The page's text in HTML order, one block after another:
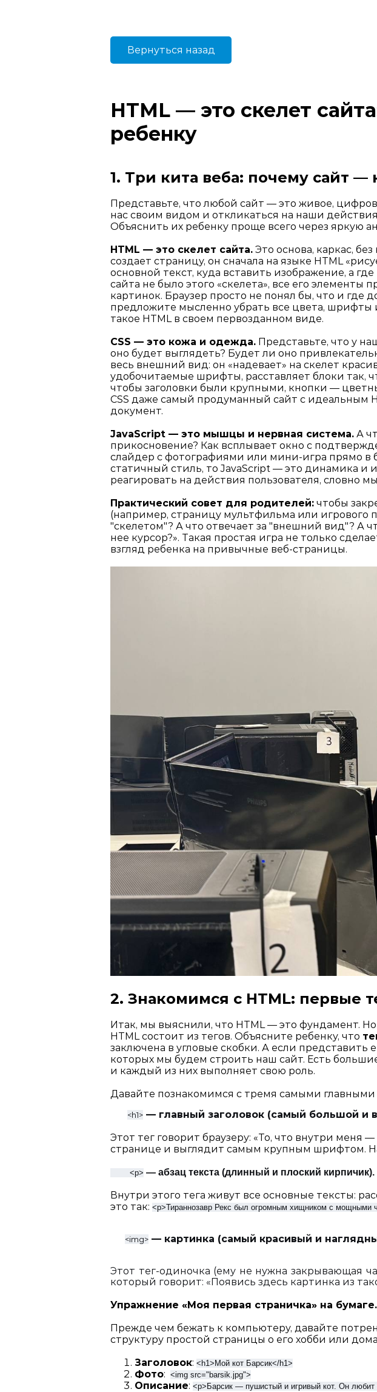
Вернуться назад
HTML — это скелет
ребенку
1. Три кита веба: почему сайт
Представьте, что любой сайт — это живое,
нас своим видом и откликаться на наши
Объяснить их ребенку проще всего через яркую
HTML — это скелет сайта. Это основа, каркас,
создает страницу, он сначала на языке HTML
основной текст, куда вставить изображение, а
сайта не было этого «скелета», все его
картинок. Браузер просто не понял бы, что и
предложите мысленно убрать все цвета, шрифты
такое HTML в своем первозданном виде.
CSS — это кожа и одежда. Представьте, что у
оно будет выглядеть? Будет ли оно
весь внешний вид: он «надевает» на скелет
удобочитаемые шрифты, расставляет блоки так,
чтобы заголовки были крупными, кнопки —
CSS даже самый продуманный сайт с идеальным
документ.
JavaScript — это мышцы и нервная система. А
прикосновение? Как всплывает окно с
слайдер с фотографиями или мини-игра прямо в
статичный стиль, то JavaScript — это динамика и
реагировать на действия пользователя, словно
Практический совет для родителей: чтобы
(например, страницу мультфильма или игрового
"скелетом"? А что отвечает за "внешний вид"? А
нее курсор?». Такая простая игра не только
взгляд ребенка на привычные веб-страницы.
2. Знакомимся с HTML: первые
Итак, мы выяснили, что HTML — это фундамент.
HTML состоит из тегов. Объясните ребенку, что
заключена в угловые скобки. А если
которых мы будем строить наш сайт. Есть
и каждый из них выполняет свою роль.
Давайте познакомимся с тремя самыми главными
<h1> — главный заголовок (самый большой и
Этот тег говорит браузеру: «То, что внутри
странице и выглядит самым крупным шрифтом.
<p> — абзац текста (длинный и плоский кирпичик).
Внутри этого тега живут все основные тексты:
это так: <p>Тираннозавр Рекс был огромным хищником с мощными
<img> — картинка (самый красивый и
Этот тег-одиночка (ему не нужна закрывающая
который говорит: «Появись здесь картинка из
Упражнение «Моя первая страничка» на бумаге.
Прежде чем бежать к компьютеру, давайте
структуру простой страницы о его хобби или
Заголовок: <h1>Мой кот Барсик</h1>
Фото: <img src="barsik.jpg">
Описание: <p>Барсик — пушистый и игривый кот. Он любит